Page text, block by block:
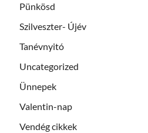
Pünkösd
Szilveszter- Újév
Tanévnyitó
Uncategorized
Ünnepek
Valentin-nap
Vendég cikkek